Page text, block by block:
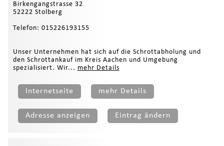
Birkengangstrasse 32
52222 Stolberg
Telefon: 015226193155
Unser Unternehmen hat sich auf die Schrottabholung und
den Schrottankauf im Kreis Aachen und Umgebung
spezialisiert. Wir... mehr Details
Internetseite mehr Details
Adresse anzeigen Eintrag ändern